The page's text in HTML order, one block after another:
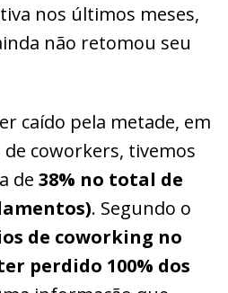
nos últimos meses,
não retomou seu
caído pela metade, em
coworkers, tivemos
de 38% no total de
. Segundo o
de coworking no
perdido 100% dos